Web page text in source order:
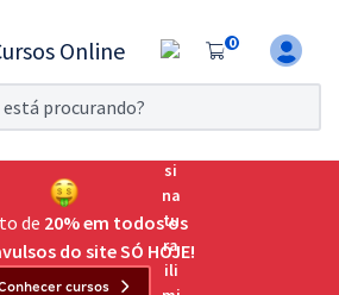
0
11
grátis por 7 dias!
Passar
para o Exame da
de 20% em todos os
do site SÓ HOJE!
cursos